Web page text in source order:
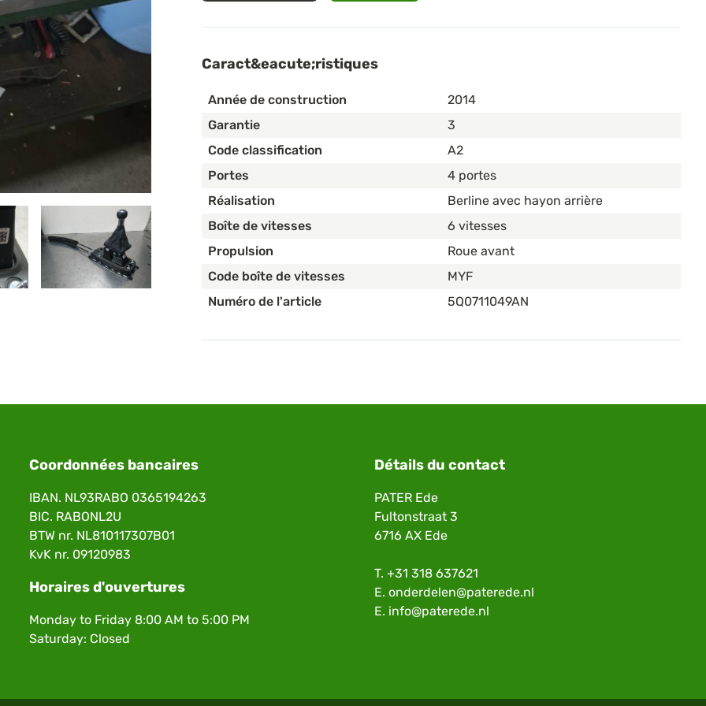
Caract&eacute;ristiques
Année de construction
2014
Garantie
3
Code classification
A2
Portes
4 portes
Réalisation
Berline avec hayon arrière
Boîte de vitesses
6 vitesses
Propulsion
Roue avant
Code boîte de vitesses
MYF
Numéro de l'article
5Q0711049AN
Coordonnées bancaires
IBAN. NL93RABO 0365194263
BIC. RABONL2U
BTW nr. NL810117307B01
KvK nr. 09120983
Horaires d'ouvertures
Monday to Friday 8:00 AM to 5:00 PM
Saturday: Closed
Détails du contact
PATER Ede
Fultonstraat 3
6716 AX Ede
T. +31 318 637621
E. onderdelen@paterede.nl
E. info@paterede.nl